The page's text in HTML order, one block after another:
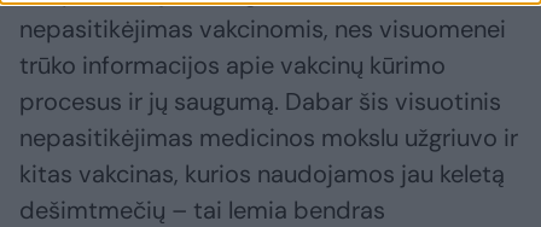
nepasitikėjimas vakcinomis, nes visuomenei
trūko informacijos apie vakcinų kūrimo
procesus ir jų saugumą. Dabar šis visuotinis
nepasitikėjimas medicinos mokslu užgriuvo ir
kitas vakcinas, kurios naudojamos jau keletą
dešimtmečių – tai lemia bendras